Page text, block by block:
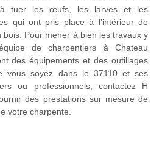
à tuer les œufs, les larves et les
qui ont pris place à l’intérieur de
bois. Pour mener à bien les travaux y
de charpentiers à Chateau
des équipements et des outillages
vous soyez dans le 37110 et ses
ou professionnels, contactez H
des prestations sur mesure de
votre charpente.